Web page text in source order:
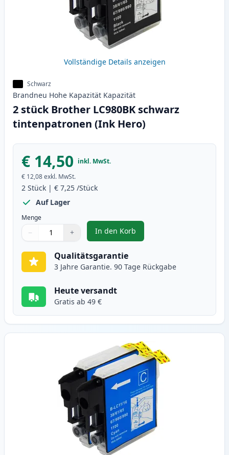
Vollständige Details anzeigen
Schwarz
Brandneu Hohe Kapazität Kapazität
2 stück Brother LC980BK schwarz
tintenpatronen (Ink Hero)
€ 14,50 inkl. MwSt.
€ 12,08exkl. MwSt.
2 Stück | € 7,25 /Stück
Auf Lager
Menge
Verwenden Sie die Tasten, um anzupassen
− +
1
In den Korb
, 2 stück Brother LC980BK
Qualitätsgarantie
3 Jahre Garantie. 90 Tage Rückgabe
Heute versandt
Gratis ab 49 €